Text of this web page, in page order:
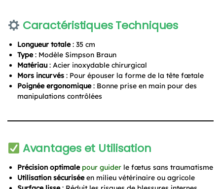
Caractéristiques Techniques
Longueur totale: 35 cm
Type: Modèle Simpson Braun
Matériau : Acier inoxydable chirurgical
Mors incurvés : Pour épouser la forme de la tête fœtale
Poignée ergonomique: Bonne prise en main pour des
manipulations contrôlées
Avantages et Utilisation
Précision optimale pour guider le fœtus sans traumatisme
Utilisation sécuriséeen milieu vétérinaire ou agricole